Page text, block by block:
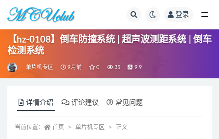
登录
【hz-0108】倒车防撞系统 | 超声波测距系统 | 倒车
检测系统
单片机专区 9月前 0 35 9.9
详情介绍 评论建议 常见问题
当前位置： 首页 单片机专区 正文